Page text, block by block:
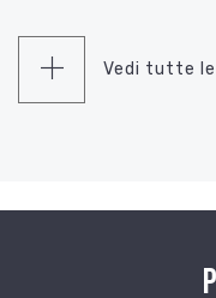
Vedi tutte